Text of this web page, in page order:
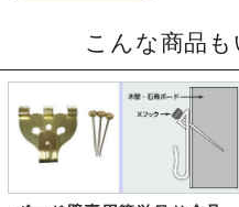
こんな商品